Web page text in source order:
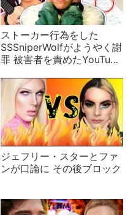
ストーカー行為をした
SSSniperWolfがようやく謝
罪 被害者を責めたYouTube
ジェフリー・スターとファ
ンが口論に その後ブロック